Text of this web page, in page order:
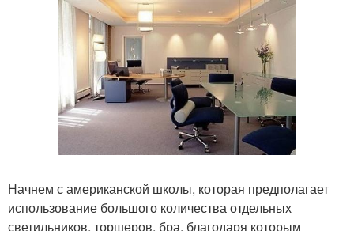
Начнем с американской школы, которая предполагает
использование большого количества отдельных
светильников, торшеров, бра, благодаря которым